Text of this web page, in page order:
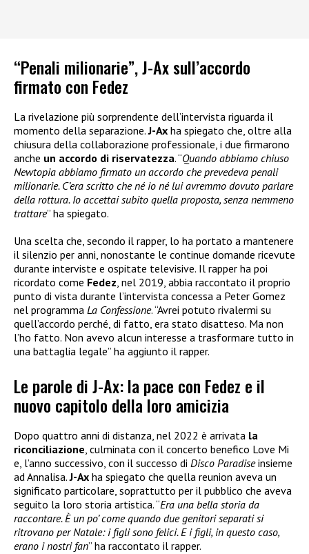
“Penali milionarie”, J-Ax sull’accordo
firmato con Fedez
La rivelazione più sorprendente dell’intervista riguarda il
momento della separazione.J-Ax ha spiegato che, oltre alla
chiusura della collaborazione professionale, i due firmarono
anche un accordo di riservatezza. “Quando abbiamo chiuso
Newtopia abbiamo firmato un accordo che prevedeva penali
milionarie. C’era scritto che né io né lui avremmo dovuto parlare
della rottura. Io accettai subito quella proposta, senza nemmeno
trattare” ha spiegato.
Una scelta che, secondo il rapper, lo ha portato a mantenere
il silenzio per anni, nonostante le continue domande ricevute
durante interviste e ospitate televisive. Il rapper ha poi
ricordato come Fedez , nel 2019, abbia raccontato il proprio
punto di vista durante l’intervista concessa a Peter Gomez
nel programma La Confessione. “Avrei potuto rivalermi su
quell’accordo perché, di fatto, era stato disatteso. Ma non
l’ho fatto. Non avevo alcun interesse a trasformare tutto in
una battaglia legale” ha aggiunto il rapper.
Le parole di J-Ax: la pace con Fedez e il
nuovo capitolo della loro amicizia
Dopo quattro anni di distanza, nel 2022 è arrivata la
riconciliazione, culminata con il concerto benefico Love Mi
e, l’anno successivo, con il successo di Disco Paradiseinsieme
ad Annalisa.J-Ax ha spiegato che quella reunion aveva un
significato particolare, soprattutto per il pubblico che aveva
seguito la loro storia artistica. “Era una bella storia da
raccontare. È un po’ come quando due genitori separati si
ritrovano per Natale: i figli sono felici. E i figli, in questo caso,
erano i nostri fan” ha raccontato il rapper.